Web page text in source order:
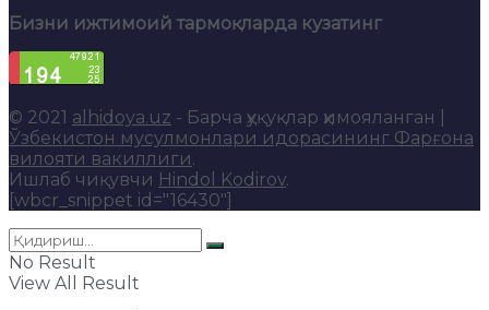
Бизни ижтимоий тармоқларда кузатинг
© 2021 alhidoya.uz - Барча ҳуқуқлар ҳимояланган |
Ўзбекистон мусулмонлари идорасининг Фарғона
вилояти вакиллиги.
Ишлаб чиқувчи Hindol Kodirov.
[wbcr_snippet id="16430"]
No Result
View All Result